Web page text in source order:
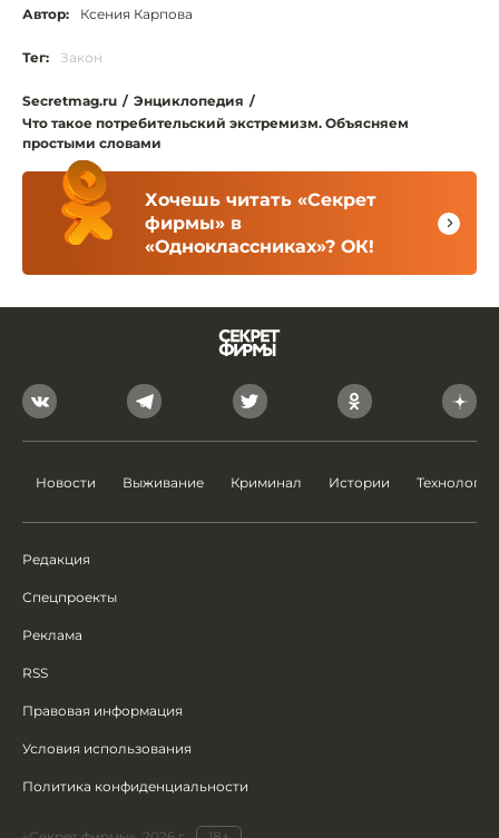
Автор: Ксения Карпова
Тег: Закон
Secretmag.ru / Энциклопедия /
Что такое потребительский экстремизм. Объясняем
простыми словами
Хочешь читать «Секрет
фирмы» в
«Одноклассниках»? ОК!
Новости Выживание Криминал Истории Технологии
Редакция
Спецпроекты
Реклама
RSS
Правовая информация
Условия использования
Политика конфиденциальности